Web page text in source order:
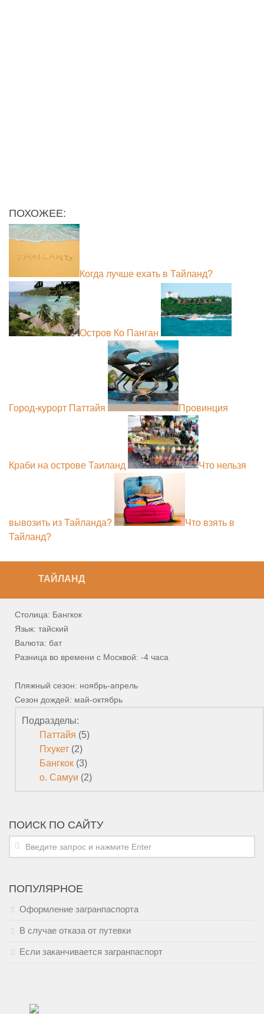
ПОХОЖЕЕ:
Когда лучше ехать в Тайланд?
Остров Ко Панган
Город-курорт Паттайя Провинция
Краби на острове Таиланд Что нельзя
вывозить из Тайланда?
Что взять в
Тайланд?
ТАЙЛАНД
Столица: Бангкок
Язык: тайский
Валюта: бат
Разница во времени с Москвой: -4 часа
Пляжный сезон: ноябрь-апрель
Сезон дождей: май-октябрь
Подразделы:
Паттайя (5)
Пхукет (2)
Бангкок (3)
о. Самуи (2)
ПОИСК ПО САЙТУ
ПОПУЛЯРНОЕ
Оформление загранпаспорта
В случае отказа от путевки
Если заканчивается загранпаспорт